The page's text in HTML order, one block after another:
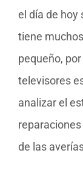
el día de hoy
tiene
pequeño,
televisores
analizar el
de las